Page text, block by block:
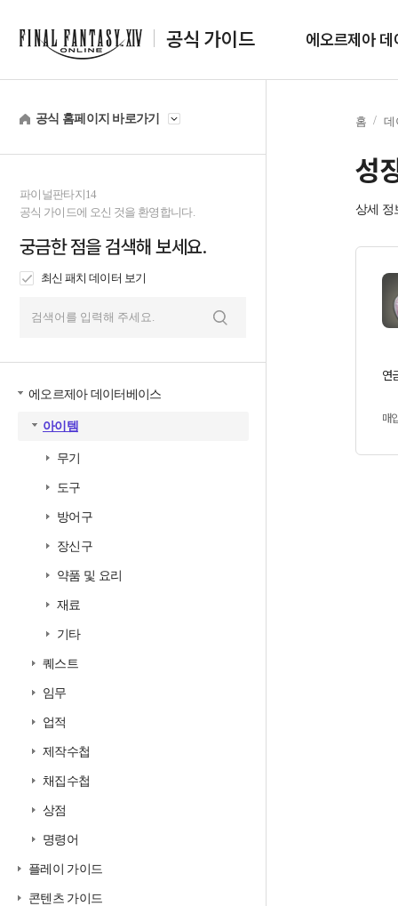
공식 가이드 에오르제아
공식 홈페이지 바로가기
파이널판타지14
공식 가이드에 오신 것을 환영합니다.
궁금한 점을 검색해 보세요.
최신 패치 데이터 보기
에오르제아 데이터베이스
아이템
무기
도구
방어구
장신구
약품 및 요리
재료
기타
퀘스트
임무
업적
제작수첩
채집수첩
상점
명령어
플레이 가이드
콘텐츠 가이드
홈 데
성
상세 정
연
매